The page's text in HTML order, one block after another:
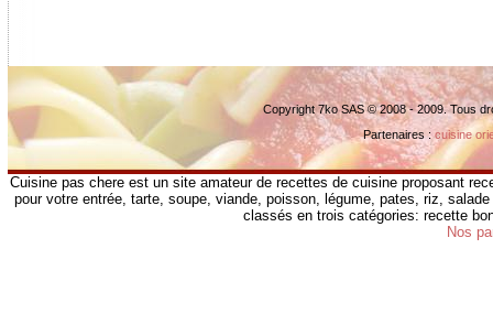
Copyright 7ko SAS © 2008 - 2009. Tous
Partenaires :cuisine
Cuisine pas chere est un site amateur de recettes de cuisine proposant
pour votre entrée, tarte, soupe, viande, poisson, légume, pates, riz,
classés en trois catégories: recette
Nos